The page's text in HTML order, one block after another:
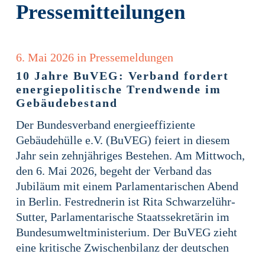
Presse­mitteilungen
6. Mai 2026in Pressemeldungen
10 Jahre BuVEG: Verband fordert
energiepolitische Trendwende im
Gebäudebestand
Der Bundesverband energieeffiziente
Gebäudehülle e.V. (BuVEG) feiert in diesem
Jahr sein zehnjähriges Bestehen. Am Mittwoch,
den 6. Mai 2026, begeht der Verband das
Jubiläum mit einem Parlamentarischen Abend
in Berlin. Festrednerin ist Rita Schwarzelühr-
Sutter, Parlamentarische Staatssekretärin im
Bundesumweltministerium. Der BuVEG zieht
eine kritische Zwischenbilanz der deutschen